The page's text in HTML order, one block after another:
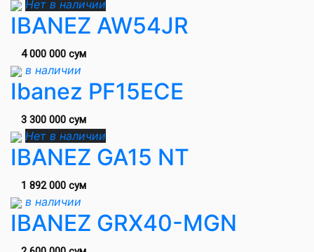
Нет в наличии
IBANEZ AW54JR
4 000 000 сум
в наличии
Ibanez PF15ECE
3 300 000 сум
Нет в наличии
IBANEZ GA15 NT
1 892 000 сум
в наличии
IBANEZ GRX40-MGN